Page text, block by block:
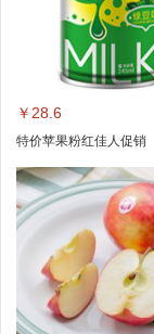
￥28.6
特价苹果粉红佳人促销